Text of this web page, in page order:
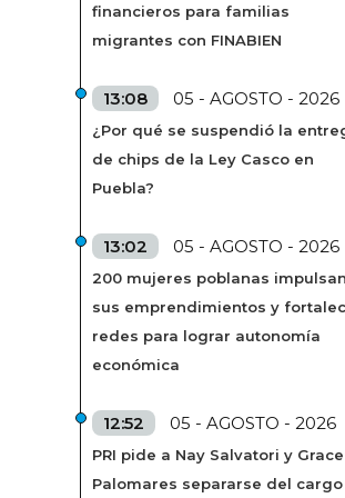
financieros para familias
migrantes con FINABIEN
13:08 05 - AGOSTO - 2026
¿Por qué se suspendió la
de chips de la Ley Casco en
Puebla?
13:02 05 - AGOSTO - 2026
200 mujeres poblanas impulsan
sus emprendimientos y
redes para lograr autonomía
económica
12:52 05 - AGOSTO - 2026
PRI pide a Nay Salvatori y Grace
Palomares separarse del cargo